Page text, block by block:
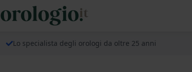
Lo specialista degli orologi da oltre 25 anni